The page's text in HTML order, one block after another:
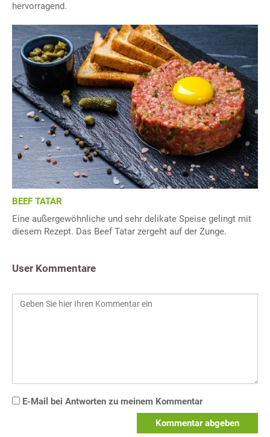
hervorragend.
BEEF TATAR
Eine außergewöhnliche und sehr delikate Speise gelingt mit
diesem Rezept. Das Beef Tatar zergeht auf der Zunge.
User Kommentare
E-Mail bei Antworten zu meinem Kommentar
Kommentar abgeben